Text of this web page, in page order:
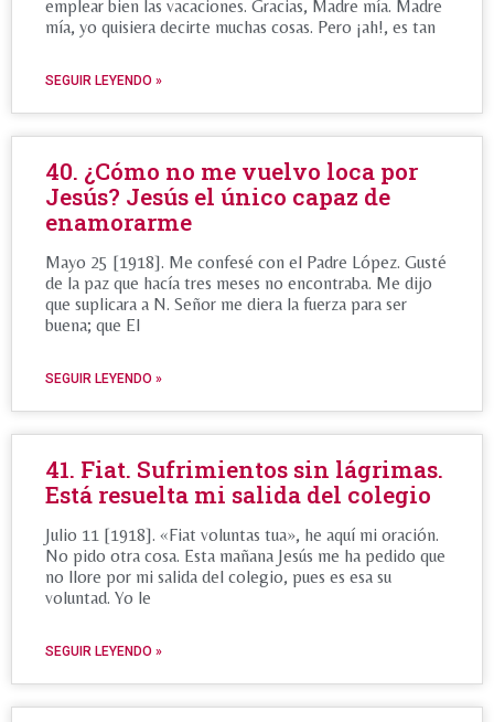
emplear bien las vacaciones. Gracias, Madre mía. Madre
mía, yo quisiera decirte muchas cosas. Pero ¡ah!, es tan
SEGUIR LEYENDO »
40. ¿Cómo no me vuelvo loca por
Jesús? Jesús el único capaz de
enamorarme
Mayo 25 [1918]. Me confesé con el Padre López. Gusté
de la paz que hacía tres meses no encontraba. Me dijo
que suplicara a N. Señor me diera la fuerza para ser
buena; que El
SEGUIR LEYENDO »
41. Fiat. Sufrimientos sin lágrimas.
Está resuelta mi salida del colegio
Julio 11 [1918]. «Fiat voluntas tua», he aquí mi oración.
No pido otra cosa. Esta mañana Jesús me ha pedido que
no llore por mi salida del colegio, pues es esa su
voluntad. Yo le
SEGUIR LEYENDO »